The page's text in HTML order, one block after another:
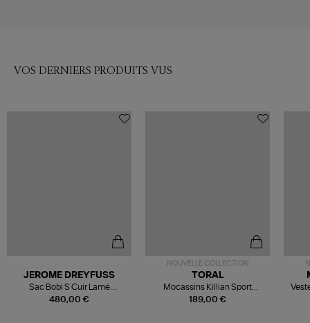
VOS DERNIERS PRODUITS VUS
480,00 €
JEROME DREYFUSS
Sac Bobi S Cuir Lamé
Champagne
NOUVELLE COLLECTION
189,00 €
TORAL
Mocassins Killian Sport
Mousse